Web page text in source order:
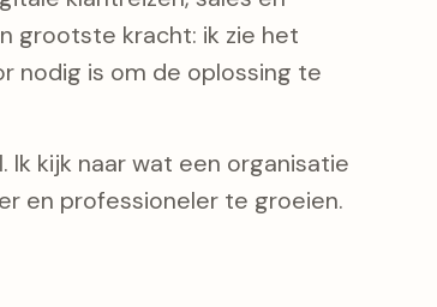
grootste kracht: ik zie het
nodig is om de oplossing te
kijk naar wat een organisatie
en professioneler te groeien.